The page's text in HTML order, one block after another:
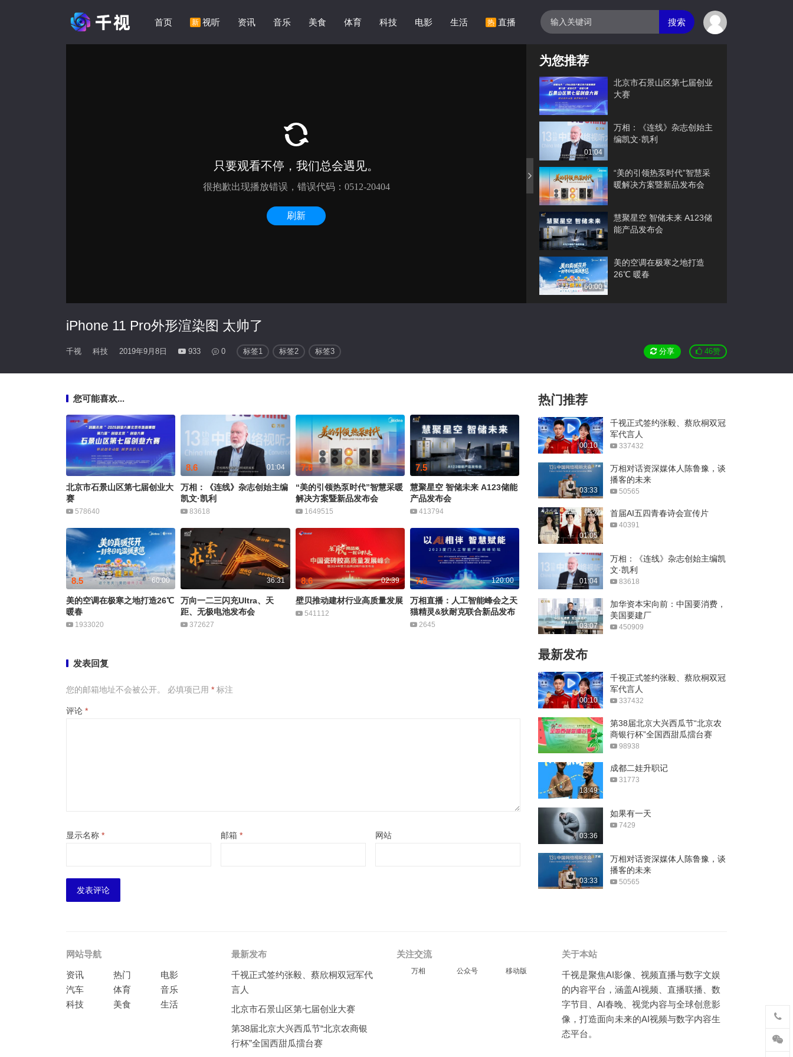
首页 新 视听 资讯 音乐 美食 体育 科技 电影 生活 热 直播 搜索
iPhone 11 Pro外形渲染图 太帅了
千视 科技 2019年9月8日 933 0 分享 46赞
标签1 标签2 标签3
为您推荐
北京市石景山区第七届创业
大赛
01:04
万相：《连线》杂志创始主
编凯文·凯利
“美的引领热泵时代”智慧采
暖解决方案暨新品发布会
慧聚星空 智储未来 A123储
能产品发布会
60:00
美的空调在极寒之地打造
26℃ 暖春
壁贝推动建材行业高质量发
120:00
发布
10:28
苹果的销量巅峰——是标准
01:20
AI帮我把活干完了！它能1
02:20
杀不死的生物！缓步动物为
为了像鸟一样飞翔，人类都
03:20
影像，屏幕多个第一
00:58
Insta360全景相机实测
02:33
智造健康舒适的生命住宅
极智体验全屋智能一屏掌控
应用呈现智能面板科技美学
01:02
Ho火车模型, 这么长的火车
你见过吗?
您可能喜欢...
北京市石景山区第七届创业大
赛
578640
01:04
8.6
万相：《连线》杂志创始主编
凯文·凯利
83618
7.8
“美的引领热泵时代”智慧采暖
解决方案暨新品发布会
1649515
7.5
慧聚星空 智储未来 A123储能
产品发布会
413794
60:00
8.5
美的空调在极寒之地打造26℃
暖春
1933020
36:31
万向一二三闪充Ultra、天
距、无极电池发布会
372627
02:39
8.6
壁贝推动建材行业高质量发展
541112
120:00
7.8
万相直播：人工智能峰会之天
猫精灵&狄耐克联合新品发布
2645
发表回复
您的邮箱地址不会被公开。 必填项已用 * 标注
评论 *
显示名称 * 邮箱 * 网站
热门推荐
00:10
千视正式签约张毅、蔡欣桐双冠
军代言人
337432
03:33
万相对话资深媒体人陈鲁豫，谈
播客的未来
50565
01:05
首届AI五四青春诗会宣传片
40391
01:04
万相：《连线》杂志创始主编凯
文·凯利
83618
03:07
加华资本宋向前：中国要消费，
美国要建厂
450909
最新发布
00:10
千视正式签约张毅、蔡欣桐双冠
军代言人
337432
第38届北京大兴西瓜节“北京农
商银行杯”全国西甜瓜擂台赛
98938
13:49
成都二娃升职记
31773
03:36
如果有一天
7429
03:33
万相对话资深媒体人陈鲁豫，谈
播客的未来
50565
网站导航
资讯 热门
电影
汽车
体育
音乐
科技
美食 生活
最新发布
千视正式签约张毅、蔡欣桐双冠军代
言人
北京市石景山区第七届创业大赛
第38届北京大兴西瓜节“北京农商银
行杯”全国西甜瓜擂台赛
关注交流
万相 公众号 移动版
关于本站
千视是聚焦AI影像、视频直播与数字文娱
的内容平台，涵盖AI视频、直播联播、数
字节目、AI春晚、视觉内容与全球创意影
像，打造面向未来的AI视频与数字内容生
态平台。